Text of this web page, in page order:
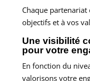
Chaque partenariat
objectifs et à vos
Une visibilité
pour votre
En fonction du
valorisons votre